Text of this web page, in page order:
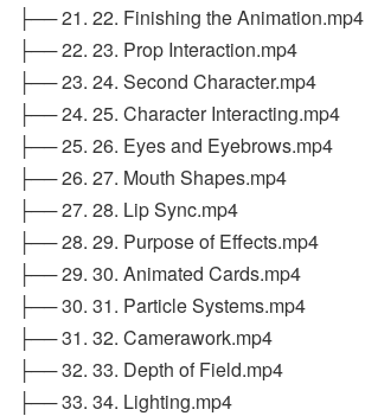
├── 21. 22. Finishing the Animation.mp4
├── 22. 23. Prop Interaction.mp4
├── 23. 24. Second Character.mp4
├── 24. 25. Character Interacting.mp4
├── 25. 26. Eyes and Eyebrows.mp4
├── 26. 27. Mouth Shapes.mp4
├── 27. 28. Lip Sync.mp4
├── 28. 29. Purpose of Effects.mp4
├── 29. 30. Animated Cards.mp4
├── 30. 31. Particle Systems.mp4
├── 31. 32. Camerawork.mp4
├── 32. 33. Depth of Field.mp4
├── 33. 34. Lighting.mp4